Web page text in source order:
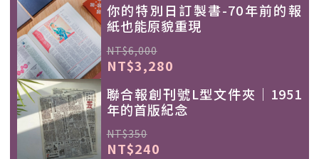
你的特別日訂製書-70年前的報
紙也能原貌重現
NT$6,000
NT$3,280
聯合報創刊號L型文件夾｜1951
年的首版紀念
NT$350
NT$240